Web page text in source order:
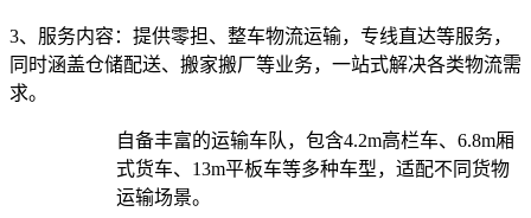
3、服务内容： 提供零担、整车物流运输，专线直达等服务，
同时涵盖仓储配送、搬家搬厂等业务，一站式解决各类物流需
求。​
自备丰富的运输车队，包含4.2m高栏车、6.8m厢
式货车、13m平板车等多种车型，适配不同货物
运输场景。​